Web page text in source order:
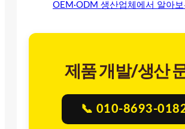
OEM·ODM 생산업체에서 알아
제품 개발/생산
📞 010-8693-